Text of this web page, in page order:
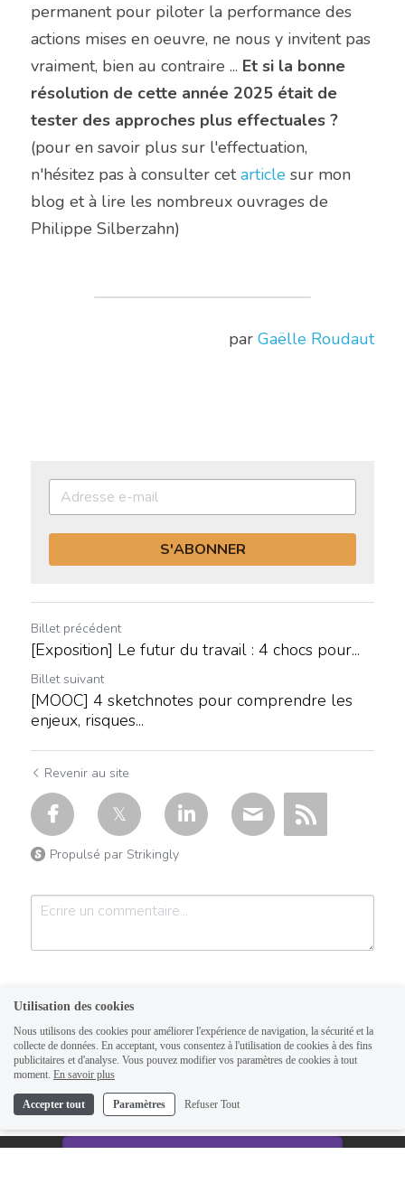
permanent pour piloter la performance des
actions mises en oeuvre, ne nous y invitent pas
vraiment, bien au contraire ... Et si la bonne
résolution de cette année 2025 était de
tester des approches plus effectuales ?
(pour en savoir plus sur l'effectuation,
n'hésitez pas à consulter cet article sur mon
blog et à lire les nombreux ouvrages de
Philippe Silberzahn)
par Gaëlle Roudaut
S'ABONNER
Billet précédent
[Exposition] Le futur du travail : 4 chocs pour...
Billet suivant
[MOOC] 4 sketchnotes pour comprendre les
enjeux, risques...
Revenir au site
Propulsé par Strikingly
Soumettre
This website is built with Strikingly.
Utilisation des cookies
Nous utilisons des cookies pour améliorer l'expérience de navigation, la sécurité et la
collecte de données. En acceptant, vous consentez à l'utilisation de cookies à des fins
publicitaires et d'analyse. Vous pouvez modifier vos paramètres de cookies à tout
moment. En savoir plus
Accepter tout Paramètres Refuser Tout